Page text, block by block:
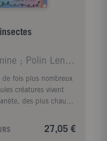
Hoare Ben ; Floyd Jasmine ; Polin Lena ; Ferguson
de fois plus nombreux
créatures vivent
des plus chauds
insectes a beaucoup
up multicouches et
27,05 €